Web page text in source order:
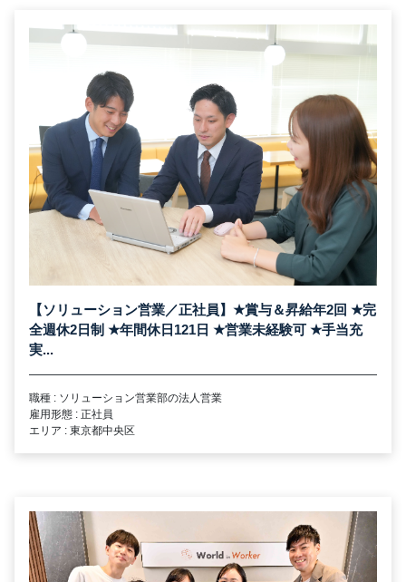
【ソリューション営業／正社員】 ★賞与＆昇給年2回 ★完
全週休2日制 ★年間休日121日 ★営業未経験可 ★手当充
実...
職種 : ソリューション営業部の法人営業
雇用形態 : 正社員
エリア : 東京都中央区